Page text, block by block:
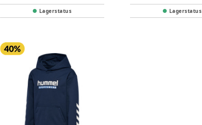
Lagerstatus Lagerstatus